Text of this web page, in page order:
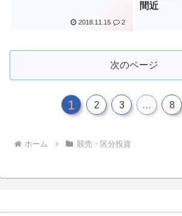
2018.11.15 2
間近
次のページ
1 2 3 … 8
ホーム 競売・区分投資